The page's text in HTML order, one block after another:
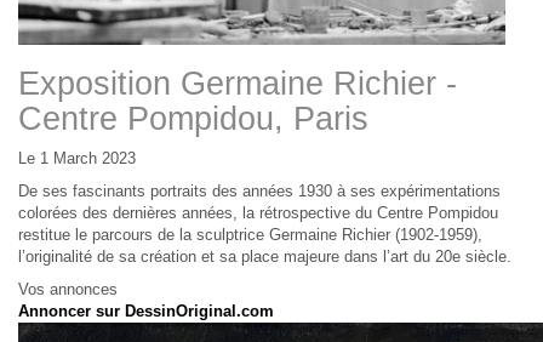
Exposition Germaine Richier -
Centre Pompidou, Paris
Le 1 March 2023
De ses fascinants portraits des années 1930 à ses expérimentations
colorées des dernières années, la rétrospective du Centre Pompidou
restitue le parcours de la sculptrice Germaine Richier (1902-1959),
l’originalité de sa création et sa place majeure dans l’art du 20e siècle.
Vos annonces
Annoncer sur DessinOriginal.com